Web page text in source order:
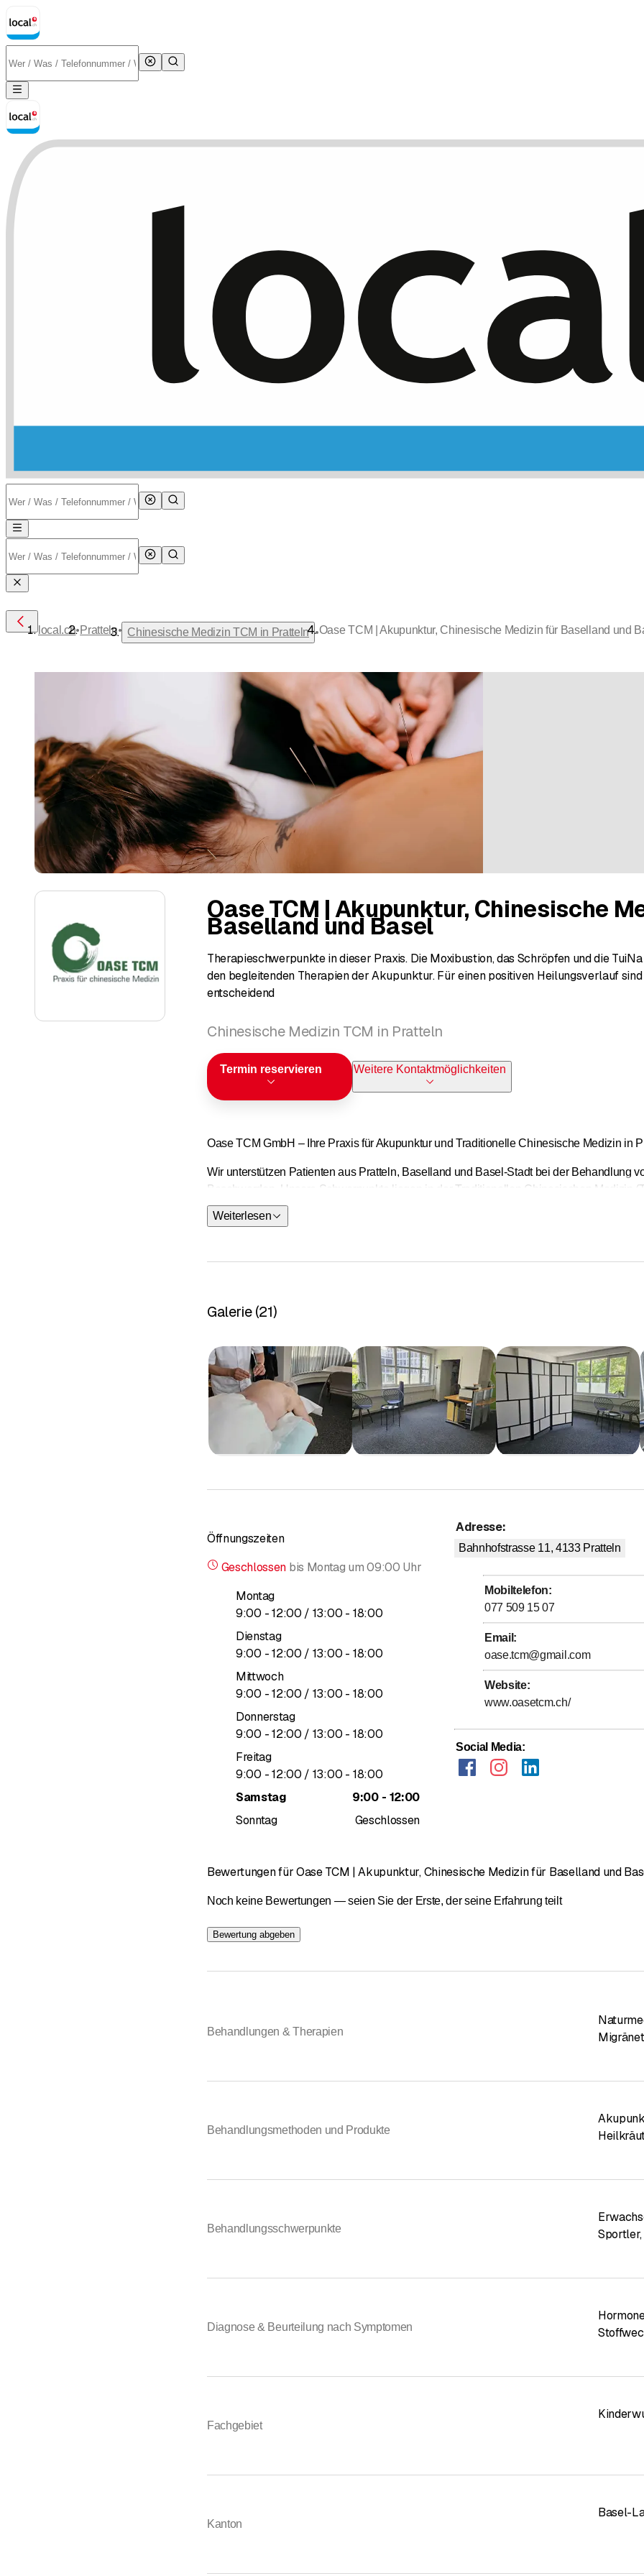
Oase TCM | Akupunktur, Chinesische
Baselland und Basel
Therapieschwerpunkte in dieser Praxis. Die Moxibustion, das Schröpfen und die
den begleitenden Therapien der Akupunktur. Für einen positiven Heilungsverlauf
entscheidend
Chinesische Medizin TCM in Pratteln
Termin reservieren Weitere Kontaktmöglichkeiten
Oase TCM GmbH – Ihre Praxis für Akupunktur und Traditionelle Chinesische Medizin in
Wir unterstützen Patienten aus Pratteln, Baselland und Basel-Stadt bei der Behandlung
Beschwerden. Unsere Schwerpunkte liegen in der Traditionellen Chinesischen Medizin
kombiniert mit ergänzenden Methoden für eine ganzheitliche Behandlung. Viele unserer
gesamten Region, um von unserer Erfahrung in der Traditionellen Chinesischen
Weiterlesen
Galerie (21)
Öffnungszeiten
Geschlossen bis Montag um 09:00 Uhr
Montag
9:00 - bis
12:00 / 13:00 - bis
18:00
Dienstag
9:00 - bis
12:00 / 13:00 - bis
18:00
Mittwoch
9:00 - bis
12:00 / 13:00 - bis
18:00
Donnerstag
9:00 - bis
12:00 / 13:00 - bis
18:00
Freitag
9:00 - bis
12:00 / 13:00 - bis
18:00
Samstag
9:00 - bis
12:00
Sonntag
Geschlossen
Adresse:
Bahnhofstrasse 11, 4133 Pratteln
Mobiltelefon:
077 509 15 07
Email :
oase.tcm@gmail.com
Website:
www.oasetcm.ch/
Social Media:
Bewertungen für Oase TCM | Akupunktur, Chinesische Medizin für Baselland und
Noch keine Bewertungen — seien Sie der Erste, der seine Erfahrung teilt
Bewertung abgeben
Behandlungen & Therapien
Behandlungsmethoden und Produkte
Behandlungsschwerpunkte
Sportler,
Diagnose & Beurteilung nach Symptomen
Fachgebiet
Kanton
Basel-
local.ch•Pratteln• Chinesische Medizin TCM in Pratteln •Oase TCM | Akupunktur, Chinesische Medizin für Baselland und